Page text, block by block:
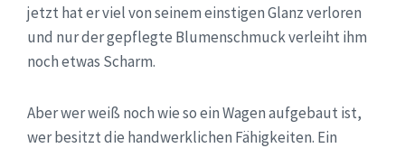
jetzt hat er viel von seinem einstigen Glanz verloren
und nur der gepflegte Blumenschmuck verleiht ihm
noch etwas Scharm.
Aber wer weiß noch wie so ein Wagen aufgebaut ist,
wer besitzt die handwerklichen Fähigkeiten. Ein